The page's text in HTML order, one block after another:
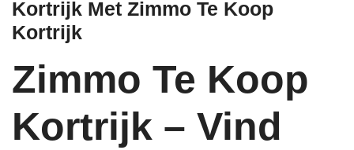
Kortrijk Met Zimmo Te Koop
Kortrijk
Zimmo Te Koop
Kortrijk – Vind